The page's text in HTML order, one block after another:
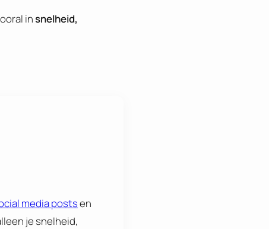
insnelheid,
media postsen
je snelheid,